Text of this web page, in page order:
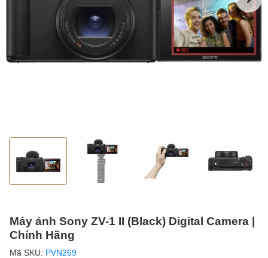
Máy ảnh Sony ZV-1 II (Black) Digital Camera |
Chính Hãng
Mã SKU: PVN269